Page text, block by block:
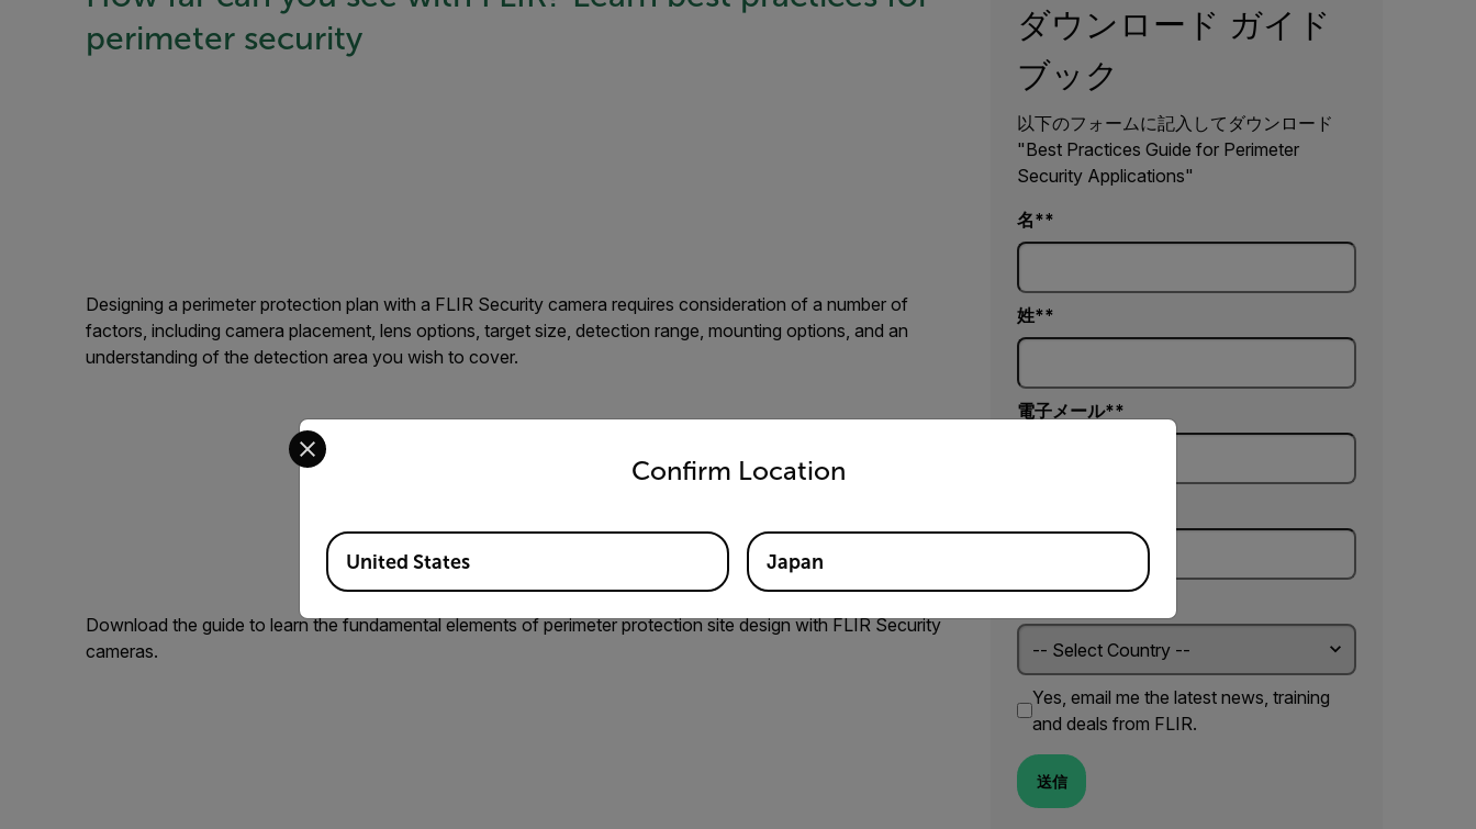
perimeter security
Designing a perimeter protection plan with a FLIR Security camera requires consideration of a number of
factors, including camera placement, lens options, target size, detection range, mounting options, and an
understanding of the detection area you wish to cover.
Download the guide to learn the fundamental elements of perimeter protection site design with FLIR Security
cameras.
ダウンロード ガイド
ブック
以下のフォームに記入してダウンロード
"Best Practices Guide for Perimeter
Security Applications"
名*
姓*
電子メール*
Yes, email me the latest news, training
and deals from FLIR.
送信
Confirm Location
Select your preferred country and language from the options below to access the appropriate version of our website.
Available Locations
United States Japan